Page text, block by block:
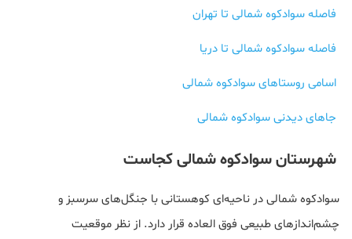
فاصله سوادکوه شمالی تا تهران
فاصله سوادکوه شمالی تا دریا
اسامی روستاهای سوادکوه شمالی
جاهای دیدنی سوادکوه شمالی
شهرستان سوادکوه شمالی کجاست
سوادکوه شمالی در ناحیه‌ای کوهستانی با جنگل‌های سرسبز و
چشم‌اندازهای طبیعی فوق العاده قرار دارد. از نظر موقعیت